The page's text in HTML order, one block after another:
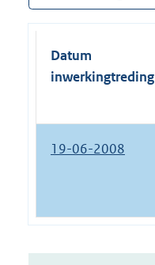
Datum
inwerkingtreding
19-06-2008